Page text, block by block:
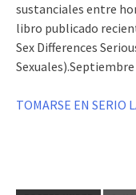
sustanciales entre
libro publicado
Sex Differences
Sexuales).Septiembre
TOMARSE EN SERIO